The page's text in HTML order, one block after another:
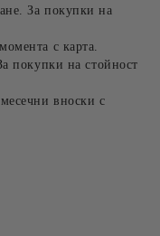
За покупки на
с карта.
покупки на стойност
вноски с